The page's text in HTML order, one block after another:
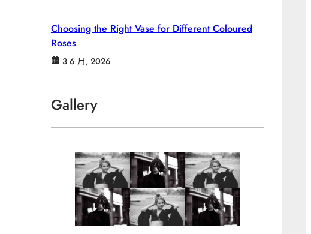
Choosing the Right Vase for Different Coloured
Roses
3 6 月, 2026
Gallery